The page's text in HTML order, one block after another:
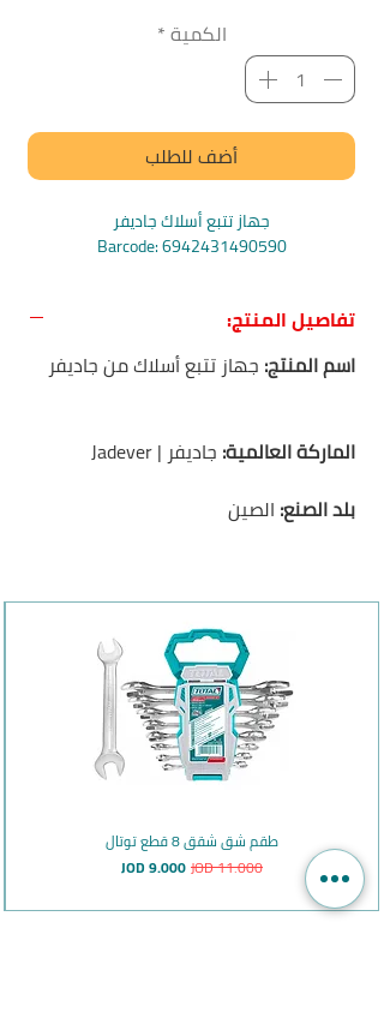
الكمية*
أضف للطلب
جهاز تتبع أسلاك جاديفر
Barcode: 6942431490590
تفاصيل المنتج:
اسم المنتج: جهاز تتبع أسلاك من جاديفر
الماركة العالمية: جاديفر | Jadever
بلد الصنع: الصين
طقم شق شقق 8 قطع توتال
سعر عادي
JOD 11.000سعر البيع
JOD 9.000